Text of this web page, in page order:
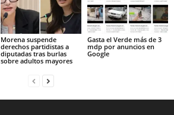
Morena suspende
derechos partidistas a
diputadas tras burlas
sobre adultos mayores
Gasta el Verde más de 3
mdp por anuncios en
Google